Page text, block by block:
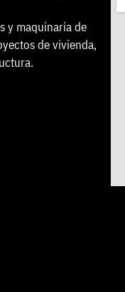
y maquinaria de
de vivienda,